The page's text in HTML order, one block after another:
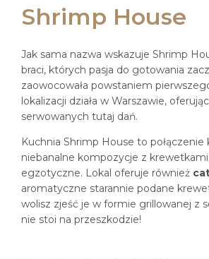
Shrimp House
Jak sama nazwa wskazuje Shrimp
braci, których pasja do gotowania
zaowocowała powstaniem
lokalizacji działa w Warszawie,
serwowanych tutaj dań.
Kuchnia Shrimp House to
niebanalne kompozycje z
egzotyczne. Lokal oferuje również
aromatyczne starannie podane
wolisz zjeść je w formie grillowanej z
nie stoi na przeszkodzie!